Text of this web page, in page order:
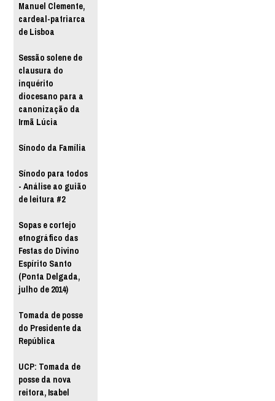
Manuel Clemente,
cardeal-patriarca
de Lisboa
Sessão solene de
clausura do
inquérito
diocesano para a
canonização da
Irmã Lúcia
Sínodo da Família
Sínodo para todos
- Análise ao guião
de leitura #2
Sopas e cortejo
etnográfico das
Festas do Divino
Espírito Santo
(Ponta Delgada,
julho de 2014)
Tomada de posse
do Presidente da
República
UCP: Tomada de
posse da nova
reitora, Isabel